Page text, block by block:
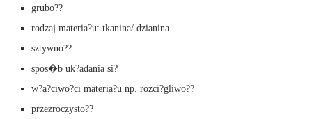
grubo??
rodzaj materia?u: tkanina/ dzianina
sztywno??
spos�b uk?adania si?
w?a?ciwo?ci materia?u np. rozci?gliwo??
przezroczysto??